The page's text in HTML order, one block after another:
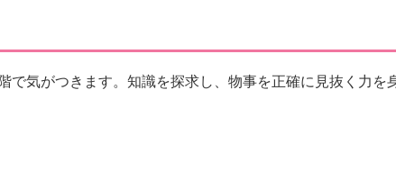
で気がつきます。知識を探求し、物事を正確に見抜く力を